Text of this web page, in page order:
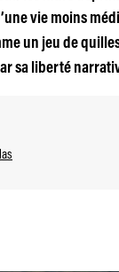
vie moins
un jeu de
sa liberté